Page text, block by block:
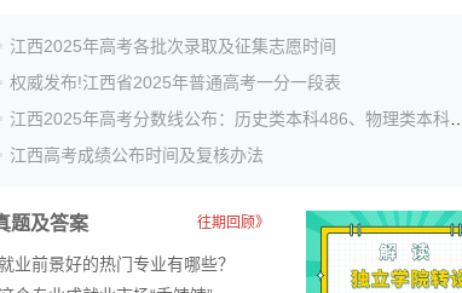
江西2025年高考各批次录取及征集志愿时间
权威发布!江西省2025年普通高考一分一段表
江西高考成绩公布时间及复核办法
题及答案 往期回顾》
业前景好的热门专业有哪些？